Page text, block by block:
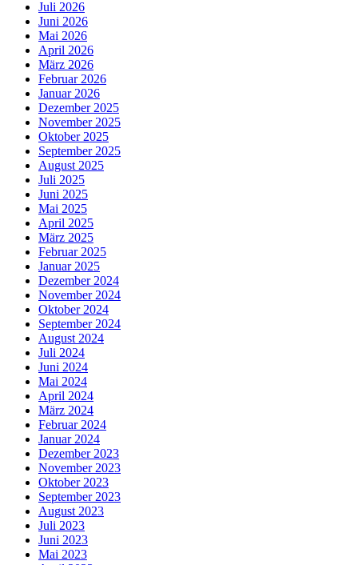
Juli 2026
Juni 2026
Mai 2026
April 2026
März 2026
Februar 2026
Januar 2026
Dezember 2025
November 2025
Oktober 2025
September 2025
August 2025
Juli 2025
Juni 2025
Mai 2025
April 2025
März 2025
Februar 2025
Januar 2025
Dezember 2024
November 2024
Oktober 2024
September 2024
August 2024
Juli 2024
Juni 2024
Mai 2024
April 2024
März 2024
Februar 2024
Januar 2024
Dezember 2023
November 2023
Oktober 2023
September 2023
August 2023
Juli 2023
Juni 2023
Mai 2023